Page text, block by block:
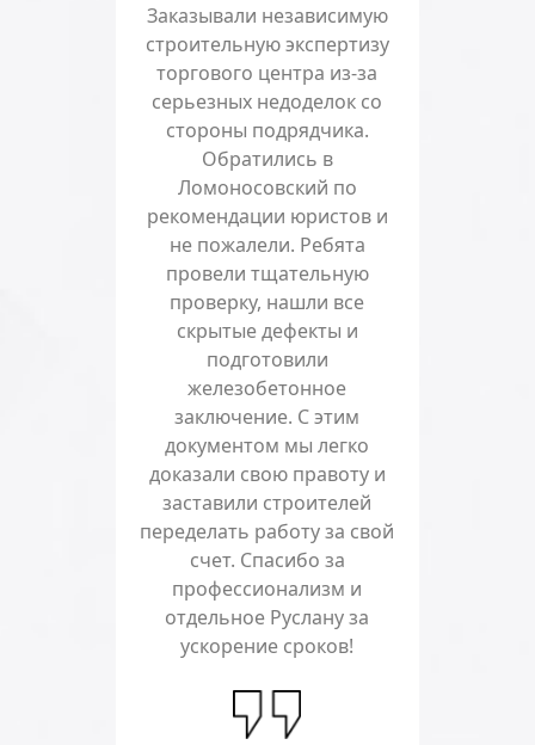
Заказывали независимую
строительную экспертизу
торгового центра из-за
серьезных недоделок со
стороны подрядчика.
Обратились в
Ломоносовский по
рекомендации юристов и
не пожалели. Ребята
провели тщательную
проверку, нашли все
скрытые дефекты и
подготовили
железобетонное
заключение. С этим
документом мы легко
доказали свою правоту и
заставили строителей
переделать работу за свой
счет. Спасибо за
профессионализм и
отдельное Руслану за
ускорение сроков!